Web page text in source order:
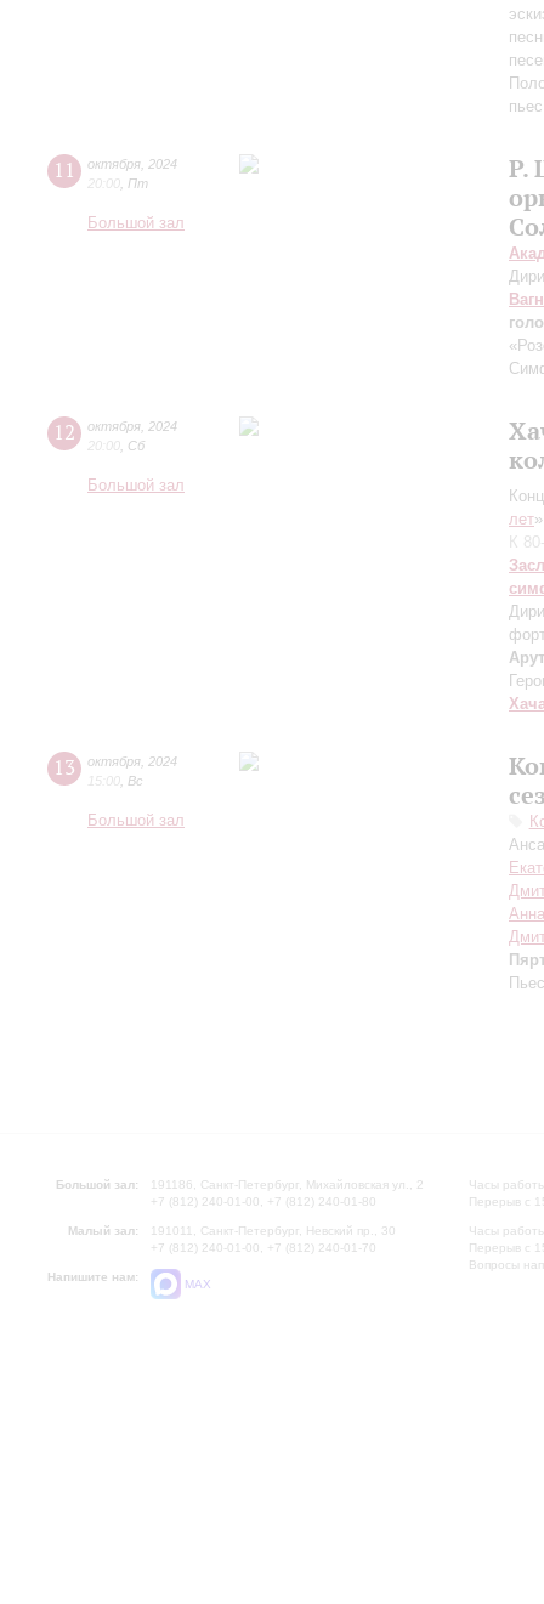
11 октября 2024
20:00 Пт
Большой зал
Р.
12 октября 2024
20:00 Сб
Большой зал
лет»
К
13 октября 2024
15:00 Вс
Большой зал
Большой зал:
191186, Санкт-Петербург, Михайловская ул., 2
+7 (812) 240-01-00, +7 (812) 240-01-80
Малый зал:
191011, Санкт-Петербург, Невский пр., 30
+7 (812) 240-01-00, +7 (812) 240-01-70
Напишите нам:
MAX
Часы
Перерыв с
Часы
Перерыв с
Вопросы